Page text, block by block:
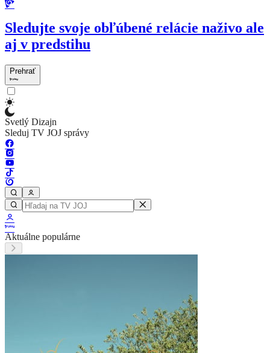
Sledujte svoje obľúbené relácie naživo ale
aj v predstihu
Prehrať
Svetlý Dizajn
Sleduj TV JOJ správy
Aktuálne populárne